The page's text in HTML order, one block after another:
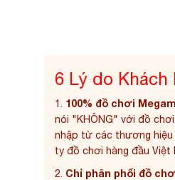
6 Lý do
1. 100% đồ chơi
nói "KHÔNG" với đồ
nhập từ các thương
ty đồ chơi hàng đầu Việt
2. Chỉ phân phối đồ